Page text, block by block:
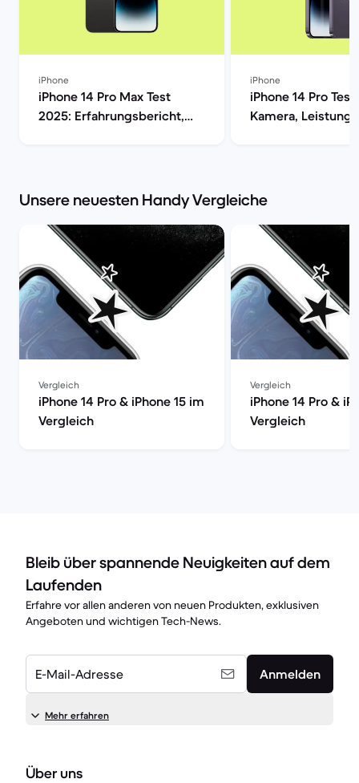
iPhone
iPhone 14 Pro Max Test
2025: Erfahrungsbericht,
iPhone
iPhone 14 Pro
Kamera,
Unsere neuesten Handy Vergleiche
Vergleich
iPhone 14 Pro & iPhone 15 im
Vergleich
Vergleich
iPhone 14 Pro &
Vergleich
Bleib über spannende Neuigkeiten auf dem
Laufenden
Erfahre vor allen anderen von neuen Produkten, exklusiven
Angeboten und wichtigen Tech-News.
E-Mail-Adresse Anmelden
Mehr erfahren
Über uns